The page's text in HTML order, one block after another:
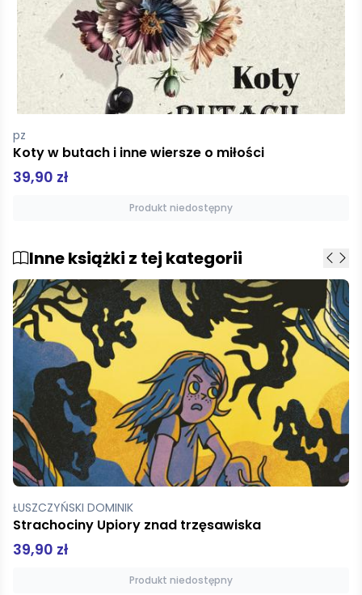
pz
Koty w butach i inne wiersze o miłości
39,90 zł
Produkt niedostępny
Inne książki z tej kategorii
ŁUSZCZYŃSKI DOMINIK
Strachociny Upiory znad trzęsawiska
39,90 zł
Produkt niedostępny